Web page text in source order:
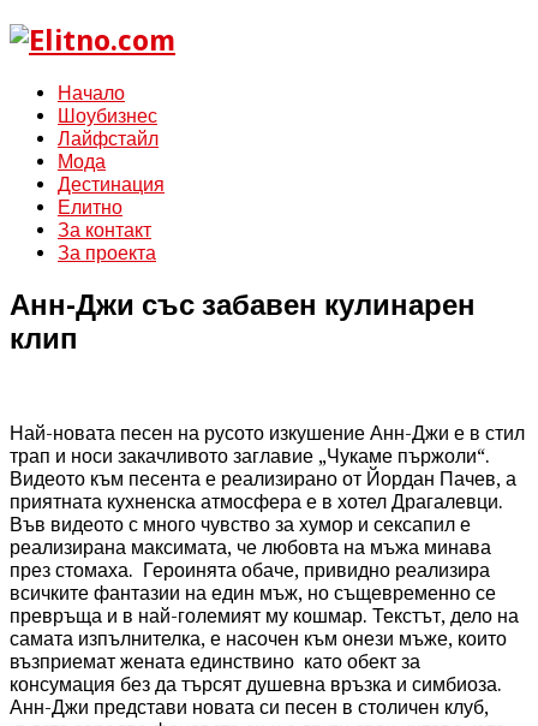
Начало
Шоубизнес
Лайфстайл
Мода
Дестинация
Елитно
За контакт
За проекта
Анн-Джи със забавен кулинарен
клип
Най-новата песен на русото изкушение Анн-Джи е в стил
трап и носи закачливото заглавие „Чукаме пържоли“.
Видеото към песента е реализирано от Йордан Пачев, а
приятната кухненска атмосфера е в хотел Драгалевци.
Във видеото с много чувство за хумор и сексапил е
реализирана максимата, че любовта на мъжа минава
през стомаха. Героинята обаче, привидно реализира
всичките фантазии на един мъж, но същевременно се
превръща и в най-големият му кошмар. Текстът, дело на
самата изпълнителка, е насочен към онези мъже, които
възприемат жената единствино като обект за
консумация без да търсят душевна връзка и симбиоза.
Анн-Джи представи новата си песен в столичен клуб,